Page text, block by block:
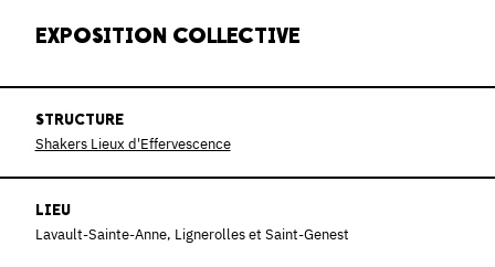
EXPOSITION COLLECTIVE
STRUCTURE
Shakers Lieux d'Effervescence
LIEU
Lavault-Sainte-Anne, Lignerolles et Saint-Genest